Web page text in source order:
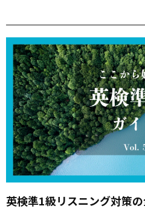
英検準1級リスニング対策